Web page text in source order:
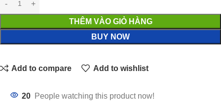
THÊM VÀO GIỎ HÀNG
BUY NOW
Add to compare Add to wishlist
20 People watching this product now!